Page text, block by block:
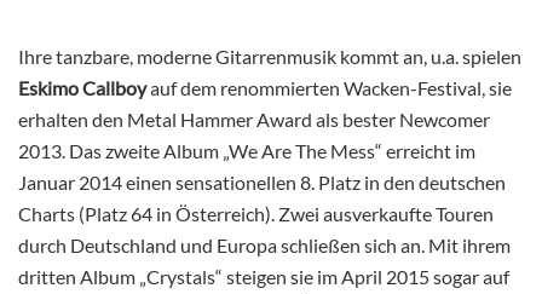
Ihre tanzbare, moderne Gitarrenmusik kommt an, u.a. spielen
Eskimo Callboyauf dem renommierten Wacken-Festival, sie
erhalten den Metal Hammer Award als bester Newcomer
2013. Das zweite Album „We Are The Mess“ erreicht im
Januar 2014 einen sensationellen 8. Platz in den deutschen
Charts (Platz 64 in Österreich). Zwei ausverkaufte Touren
durch Deutschland und Europa schließen sich an. Mit ihrem
dritten Album „Crystals“ steigen sie im April 2015 sogar auf